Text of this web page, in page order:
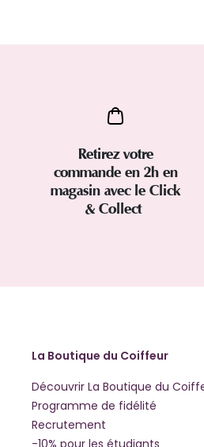
Retirez votre
commande en 2h en
magasin avec le Click
& Collect
La Boutique du Coiffeur
Découvrir La Boutique du
Programme de fidélité
Recrutement